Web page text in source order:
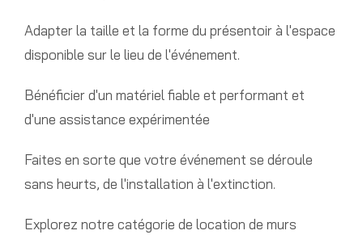
Adapter la taille et la forme du présentoir à l'espace
disponible sur le lieu de l'événement.
Bénéficier d'un matériel fiable et performant et
d'une assistance expérimentée
Faites en sorte que votre événement se déroule
sans heurts, de l'installation à l'extinction.
Explorez notre catégorie de location de murs